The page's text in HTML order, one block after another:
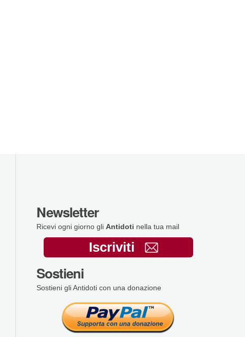
Newsletter
Ricevi ogni giorno gli Antidoti nella tua mail
Iscriviti
Sostieni
Sostieni gli Antidoti con una donazione